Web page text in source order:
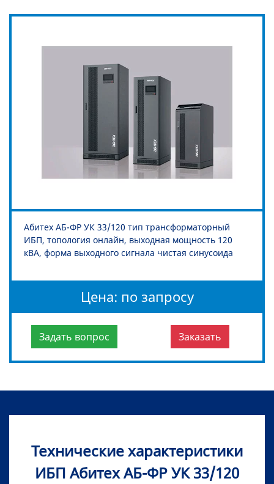
Абитех АБ-ФР УК 33/120 тип трансформаторный
ИБП, топология онлайн, выходная мощность 120
кВА, форма выходного сигнала чистая синусоида
Цена: по запросу
Задать вопрос Заказать
Технические характеристики
ИБП Абитех АБ-ФР УК 33/120